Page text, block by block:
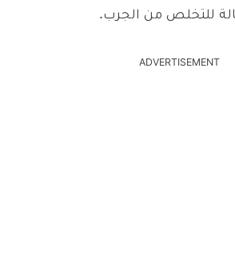
للتخلص من الجرب.
ADVERTISEMENT